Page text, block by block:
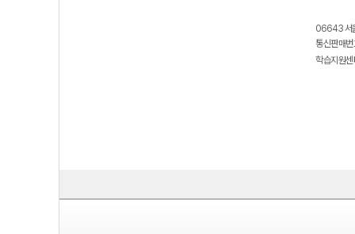
06643 서
통신판매
학습지원